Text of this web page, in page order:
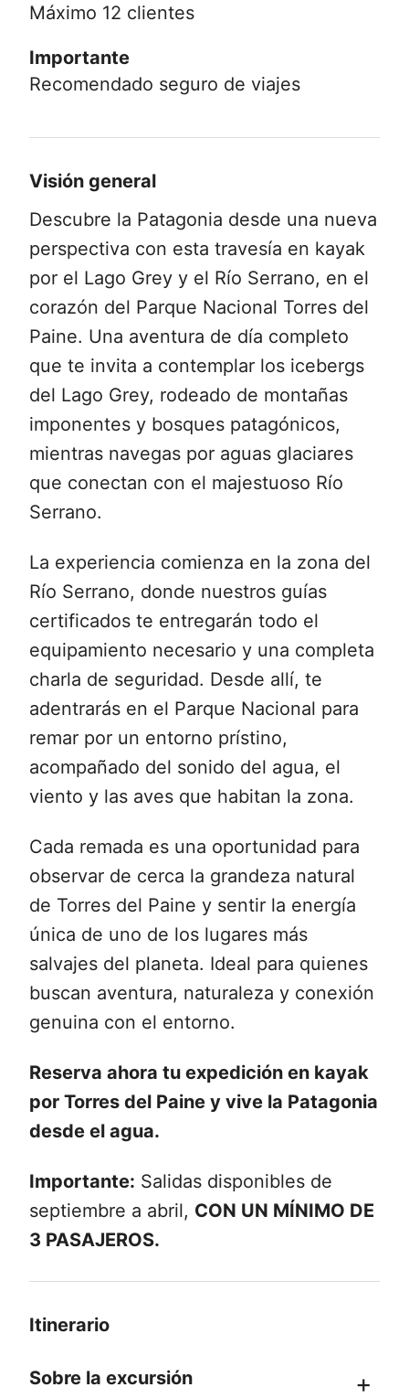
Máximo 12 clientes
Importante
Recomendado seguro de viajes
Visión general
Descubre la Patagonia desde una nueva
perspectiva con esta travesía en kayak
por el Lago Grey y el Río Serrano, en el
corazón del Parque Nacional Torres del
Paine. Una aventura de día completo
que te invita a contemplar los icebergs
del Lago Grey, rodeado de montañas
imponentes y bosques patagónicos,
mientras navegas por aguas glaciares
que conectan con el majestuoso Río
Serrano.
La experiencia comienza en la zona del
Río Serrano, donde nuestros guías
certificados te entregarán todo el
equipamiento necesario y una completa
charla de seguridad. Desde allí, te
adentrarás en el Parque Nacional para
remar por un entorno prístino,
acompañado del sonido del agua, el
viento y las aves que habitan la zona.
Cada remada es una oportunidad para
observar de cerca la grandeza natural
de Torres del Paine y sentir la energía
única de uno de los lugares más
salvajes del planeta. Ideal para quienes
buscan aventura, naturaleza y conexión
genuina con el entorno.
Reserva ahora tu expedición en kayak
por Torres del Paine y vive la Patagonia
desde el agua.
Importante: Salidas disponibles de
septiembre a abril, CON UN MÍNIMO DE
3 PASAJEROS.
Itinerario
Sobre la excursión